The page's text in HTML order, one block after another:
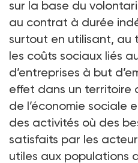
sur la base du
au contrat à durée
surtout en utilisant, au
les coûts sociaux liés
d’entreprises à but
effet dans un territoire
de l’économie sociale
des activités où des
satisfaits par les
utiles aux populations